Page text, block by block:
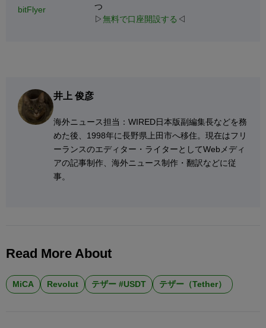
bitFlyer
つ
▷無料で口座開設する ◁
井上 俊彦
海外ニュース担当：WIRED日本版副編集長などを務
めた後、1998年に長野県上田市へ移住。現在はフリ
ーランスのエディター・ライターとしてWebメディ
アの記事制作、海外ニュース制作・翻訳などに従
事。
Read More About
MiCA Revolut テザー #USDT テザー（Tether）